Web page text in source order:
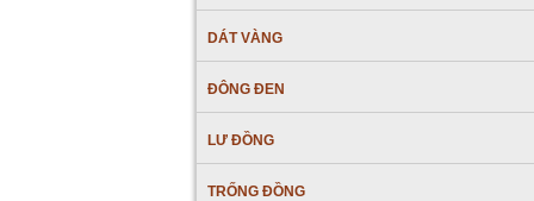
DÁT VÀNG
ĐÔNG ĐEN
LƯ ĐỒNG
TRỐNG ĐỒNG